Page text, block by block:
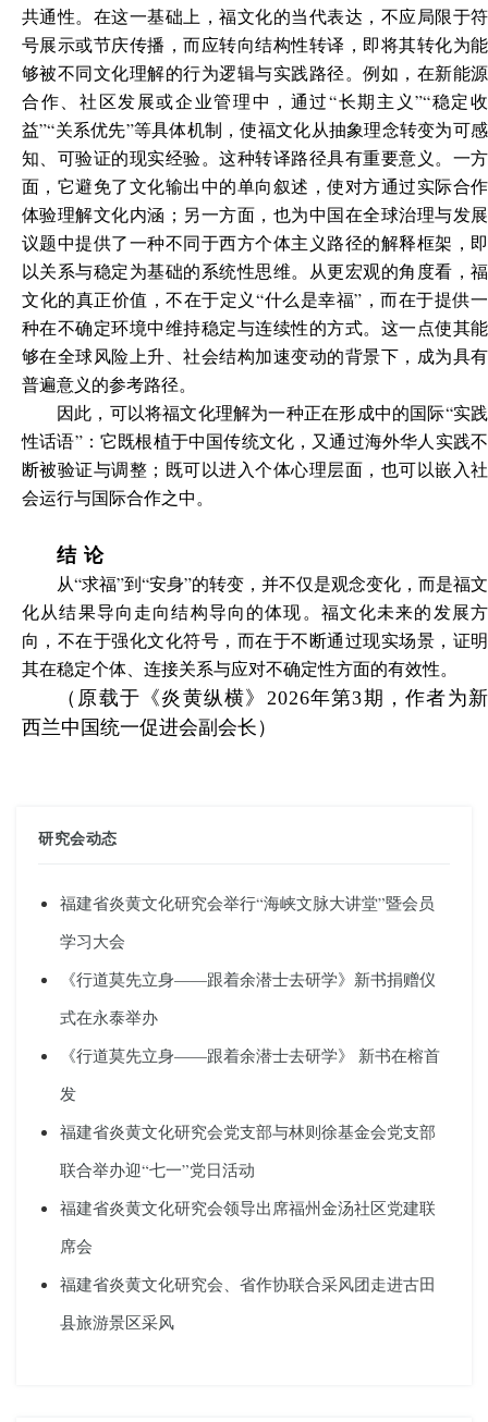
共通性。在这一基础上，福文化的当代表达，不应局限于符
号展示或节庆传播，而应转向结构性转译，即将其转化为能
够被不同文化理解的行为逻辑与实践路径。例如，在新能源
合作、社区发展或企业管理中，通过“长期主义”“稳定收
益”“关系优先”等具体机制，使福文化从抽象理念转变为可感
知、可验证的现实经验。这种转译路径具有重要意义。一方
面，它避免了文化输出中的单向叙述，使对方通过实际合作
体验理解文化内涵；另一方面，也为中国在全球治理与发展
议题中提供了一种不同于西方个体主义路径的解释框架，即
以关系与稳定为基础的系统性思维。从更宏观的角度看，福
文化的真正价值，不在于定义“什么是幸福”，而在于提供一
种在不确定环境中维持稳定与连续性的方式。这一点使其能
够在全球风险上升、社会结构加速变动的背景下，成为具有
普遍意义的参考路径。
因此，可以将福文化理解为一种正在形成中的国际“实践
性话语”：它既根植于中国传统文化，又通过海外华人实践不
断被验证与调整；既可以进入个体心理层面，也可以嵌入社
会运行与国际合作之中。
结 论
从“求福”到“安身”的转变，并不仅是观念变化，而是福文
化从结果导向走向结构导向的体现。福文化未来的发展方
向，不在于强化文化符号，而在于不断通过现实场景，证明
其在稳定个体、连接关系与应对不确定性方面的有效性。
（原载于《炎黄纵横》2026年第3期，作者为新
西兰中国统一促进会副会长 ）
研究会动态
福建省炎黄文化研究会举行“海峡文脉大讲堂”暨会员
学习大会
《行道莫先立身——跟着余潜士去研学》新书捐赠仪
式在永泰举办
《行道莫先立身——跟着余潜士去研学》 新书在榕首
发
福建省炎黄文化研究会党支部与林则徐基金会党支部
联合举办迎“七一”党日活动
福建省炎黄文化研究会领导出席福州金汤社区党建联
席会
福建省炎黄文化研究会、省作协联合采风团走进古田
县旅游景区采风